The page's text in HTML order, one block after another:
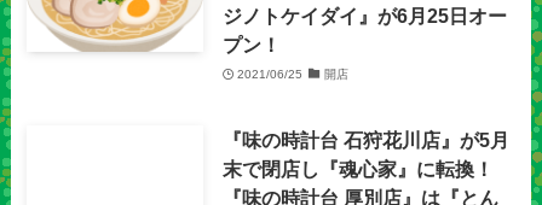
ジノトケイダイ』が6月25日オー
プン！
2021/06/25 開店
『味の時計台 石狩花川店』が5月
末で閉店し『魂心家』に転換！
『味の時計台 厚別店』は『とん